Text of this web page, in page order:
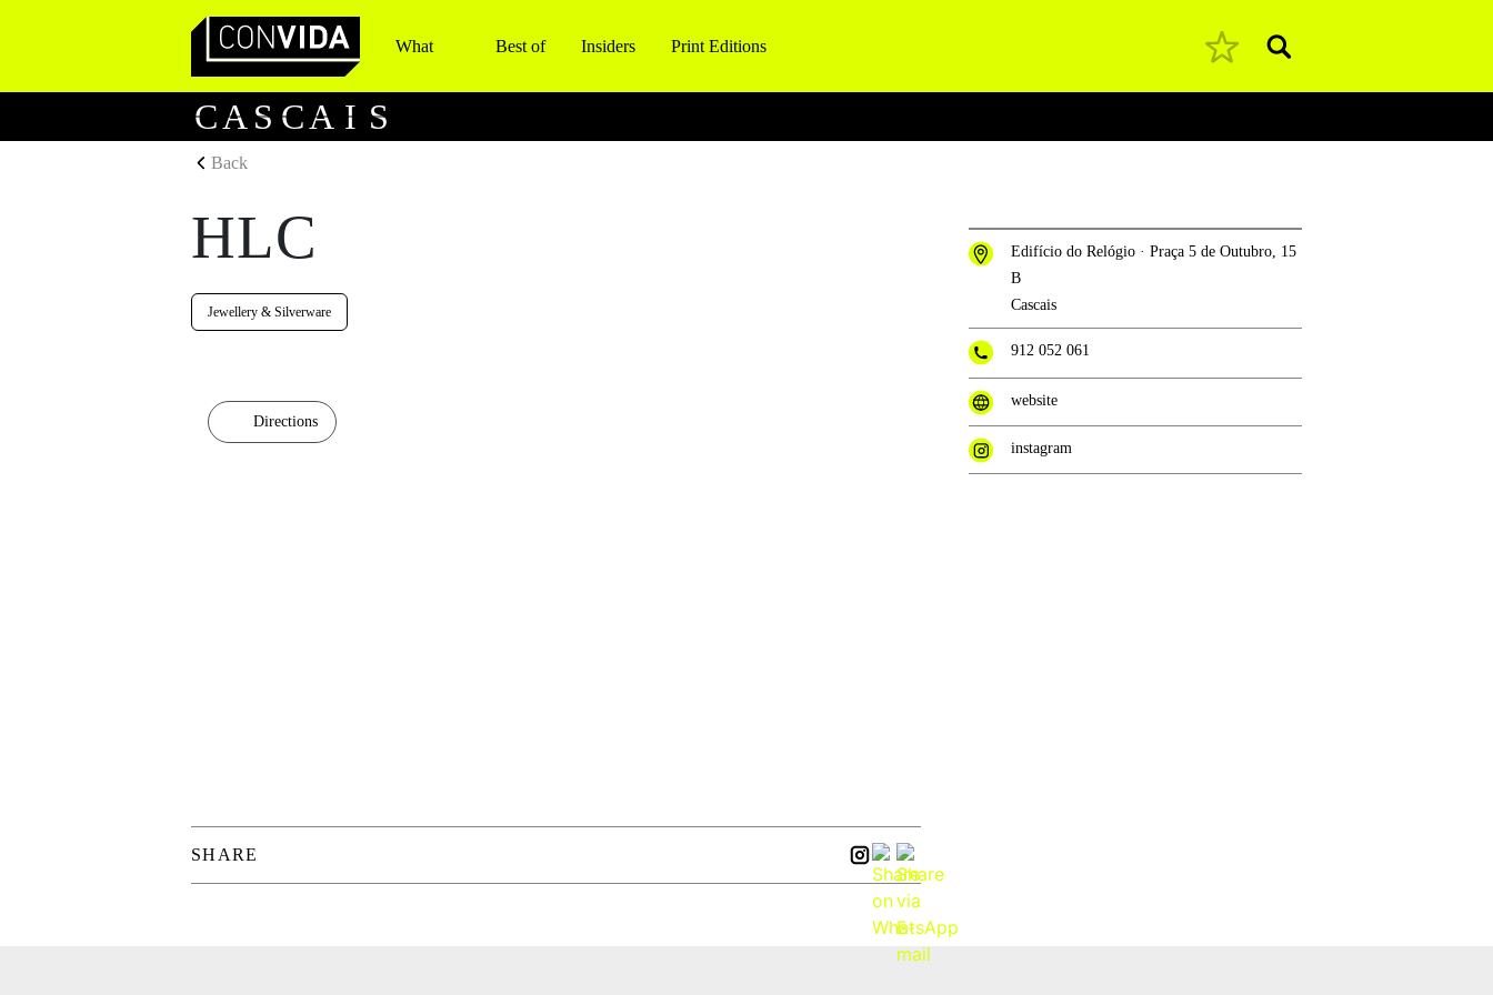
Main Navigation What Best of Insiders Print Editions Pesquisar
CA S CA I S
Back
HLC
Jewellery & Silverware
Directions
SHARE
Edifício do Relógio · Praça 5 de Outubro, 15
B
Cascais
912 052 061
website
instagram